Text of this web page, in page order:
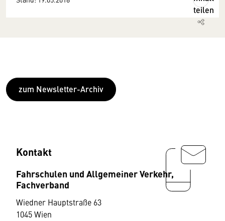
teilen
zum Newsletter-Archiv
Kontakt
Fahrschulen und Allgemeiner Verkehr,
Fachverband
Wiedner Hauptstraße 63
1045 Wien